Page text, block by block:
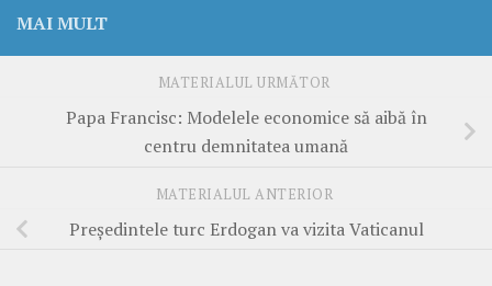
MAI MULT
MATERIALUL URMĂTOR
Papa Francisc: Modelele economice să aibă în
centru demnitatea umană
MATERIALUL ANTERIOR
Președintele turc Erdogan va vizita Vaticanul